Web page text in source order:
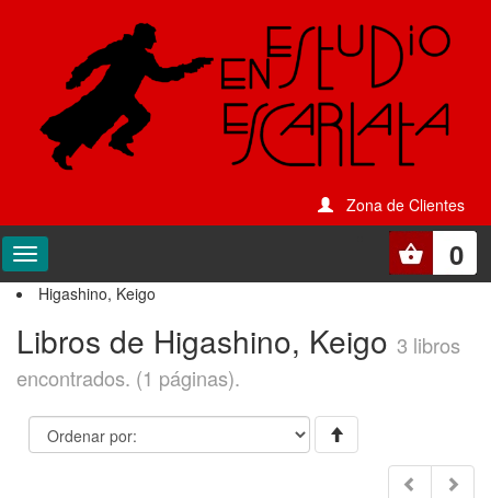
Zona de Clientes
0
Higashino, Keigo
Libros de Higashino, Keigo 3 libros
encontrados. (1 páginas).